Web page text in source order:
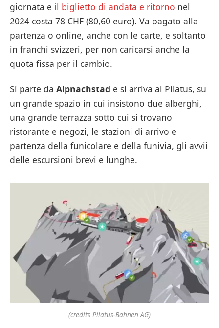
giornata e il biglietto di andata e ritorno nel
2024 costa 78 CHF (80,60 euro). Va pagato alla
partenza o online, anche con le carte, e soltanto
in franchi svizzeri, per non caricarsi anche la
quota fissa per il cambio.
Si parte da Alpnachstad e si arriva al Pilatus, su
un grande spazio in cui insistono due alberghi,
una grande terrazza sotto cui si trovano
ristorante e negozi, le stazioni di arrivo e
partenza della funicolare e della funivia, gli avvii
delle escursioni brevi e lunghe.
(credits Pilatus-Bahnen AG)